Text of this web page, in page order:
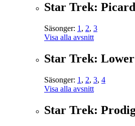
Star Trek: Picard
Säsonger: 1 , 2, 3
Visa alla avsnitt
Star Trek:
Säsonger: 1 , 2, 3, 4
Visa alla avsnitt
Star Trek: